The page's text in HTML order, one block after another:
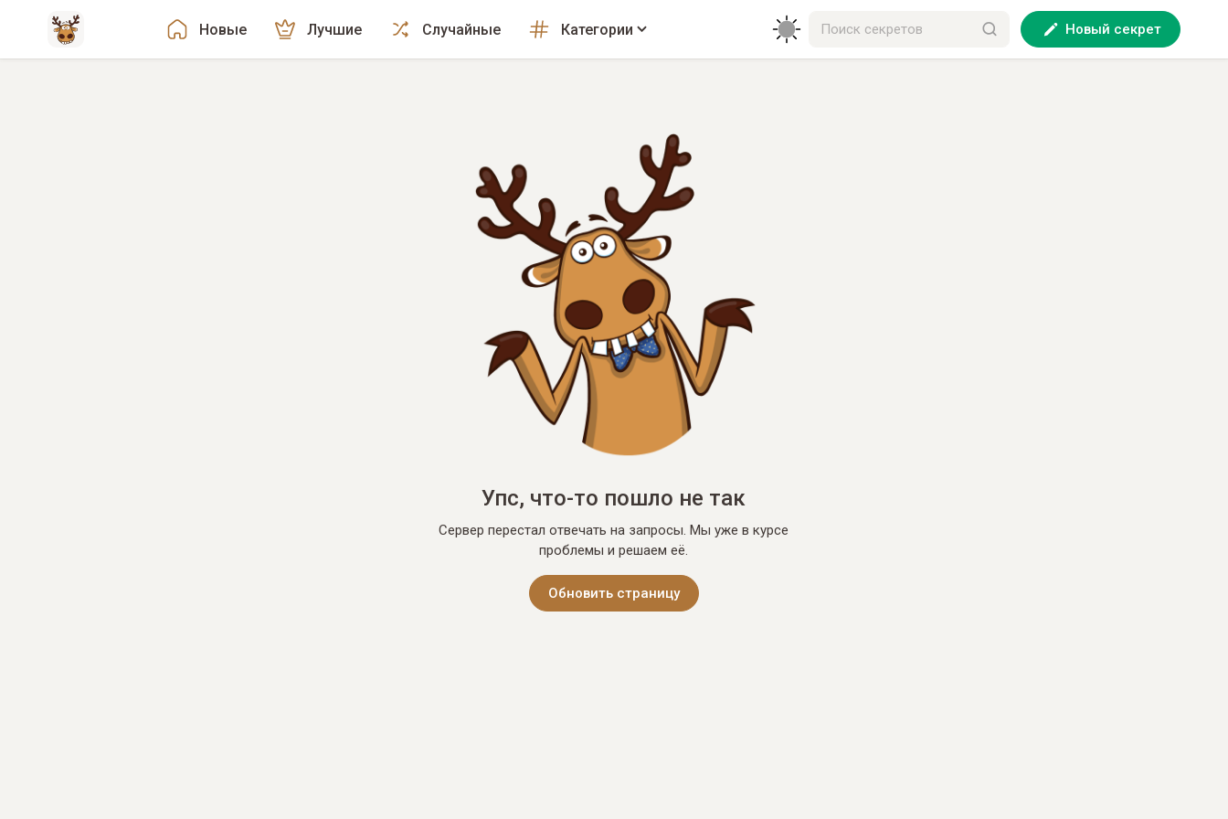
Новые Лучшие Случайные Категории Новый секрет
Упс, что-то пошло не так
Сервер перестал отвечать на запросы. Мы уже в курсе
проблемы и решаем её.
Обновить страницу